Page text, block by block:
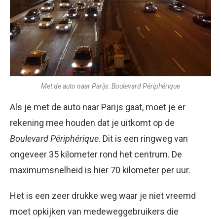
Met de auto naar Parijs: Boulevard Périphérique
Als je met de auto naar Parijs gaat, moet je er
rekening mee houden dat je uitkomt op de
Boulevard Périphérique. Dit is een ringweg van
ongeveer 35 kilometer rond het centrum. De
maximumsnelheid is hier 70 kilometer per uur.
Het is een zeer drukke weg waar je niet vreemd
moet opkijken van medeweggebruikers die